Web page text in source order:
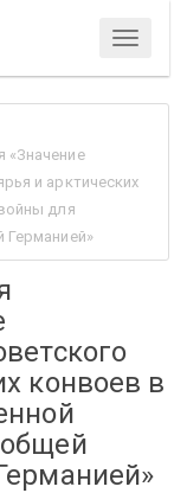
Menu
«Значение
и арктических
для
Германией»
конвоев в